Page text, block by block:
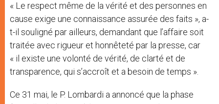
« Le respect même de la vérité et des personnes en
cause exige une connaissance assurée des faits », a-
t-il souligné par ailleurs, demandant que l’affaire soit
traitée avec rigueur et honnêteté par la presse, car
« il existe une volonté de vérité, de clarté et de
transparence, qui s’accroît et a besoin de temps ».
Ce 31 mai, le P. Lombardi a annoncé que la phase